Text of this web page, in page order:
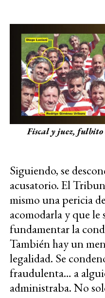
Fiscal y juez,
Siguiendo, se
acusatorio. El
mismo una pericia
acomodarla y que le
fundamentar la
También hay un
legalidad. Se
fraudulenta… a
administraba. No